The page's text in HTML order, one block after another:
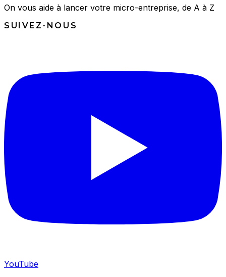
On vous aide à lancer votre micro-entreprise, de A à Z
SUIVEZ-NOUS
YouTube